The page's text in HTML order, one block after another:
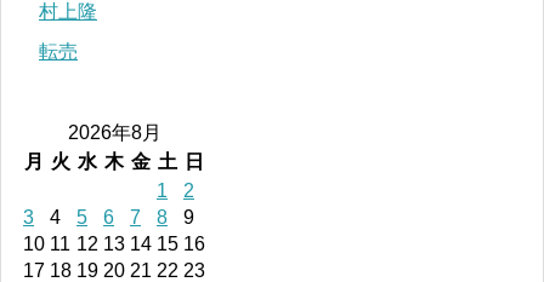
村上隆
転売
2026年8月
月
火 水 木 金 土
日
1
2
3
4 5 6 7 8
9
10 11 12 13 14 15 16
17 18 19 20 21 22 23